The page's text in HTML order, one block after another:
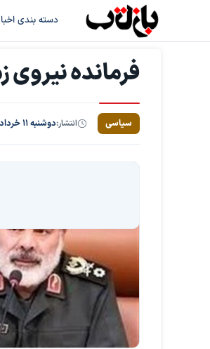
دسته بندی
فرمانده نیروی
سیاسی انتشار:دوشنبه ۱۱ خرداد ۱۴۰۵، ساعت ۱۹:۰۲